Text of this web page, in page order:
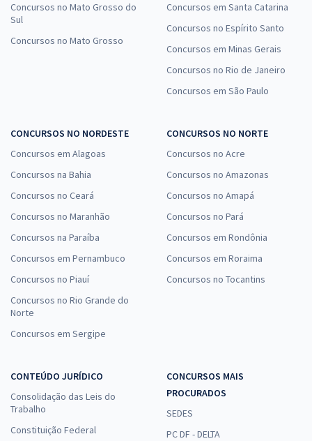
Concursos no Mato Grosso do
Sul
Concursos no Mato Grosso
Concursos em Santa Catarina
Concursos no Espírito Santo
Concursos em Minas Gerais
Concursos no Rio de Janeiro
Concursos em São Paulo
CONCURSOS NO NORDESTE
Concursos em Alagoas
Concursos na Bahia
Concursos no Ceará
Concursos no Maranhão
Concursos na Paraíba
Concursos em Pernambuco
Concursos no Piauí
Concursos no Rio Grande do
Norte
Concursos em Sergipe
CONCURSOS NO NORTE
Concursos no Acre
Concursos no Amazonas
Concursos no Amapá
Concursos no Pará
Concursos em Rondônia
Concursos em Roraima
Concursos no Tocantins
CONTEÚDO JURÍDICO
Consolidação das Leis do
Trabalho
Constituição Federal
CONCURSOS MAIS
PROCURADOS
SEDES
PC DF - DELTA